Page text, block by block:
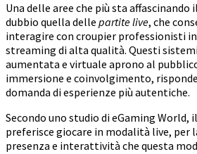
Una delle aree che più sta affascinando
dubbio quella delle partite live, che
interagire con croupier professionisti
streaming di alta qualità. Questi
aumentata e virtuale aprono al
immersione e coinvolgimento,
domanda di esperienze più autentiche.
Secondo uno studio dieGaming World,
preferisce giocare in modalità live, per
presenza e interattività che questa